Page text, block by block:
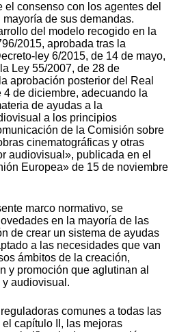
el consenso con los agentes del
de sus demandas.
del modelo recogido en la
2015, aprobada tras la
ley 6/2015, de 14 de mayo,
Ley 55/2007, de 28 de
aprobación posterior del Real
4 de diciembre, adecuando la
de ayudas a la
a los principios
de la Comisión sobre
cinematográficas y otras
audiovisual», publicada en el
Europea» de 15 de noviembre
marco normativo, se
en la mayoría de las
de crear un sistema de ayudas
a las necesidades que van
ámbitos de la creación,
y promoción que aglutinan al
audiovisual.
comunes a todas las
capítulo II, las mejoras